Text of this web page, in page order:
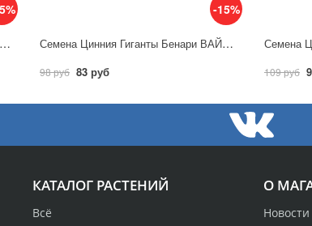
Семена Цинния Розетта лососево-желтая / Аэлита
-15%
Семена Цинния Гиганты Бенари ВАЙН(ВИННАЯ) / Аэлита
98 руб 83 руб 109 руб
О
Новости
КАТАЛОГ РАСТЕНИЙ
Всё